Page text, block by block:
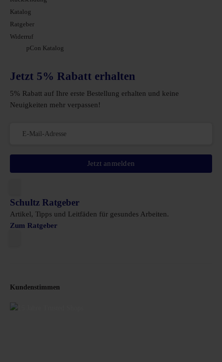
Katalog
Ratgeber
Widerruf
pCon Katalog
Jetzt 5% Rabatt erhalten
5% Rabatt auf Ihre erste Bestellung erhalten und keine
Neuigkeiten mehr verpassen!
Jetzt anmelden
Schultz Ratgeber
Artikel, Tipps und Leitfäden für gesundes Arbeiten.
Zum Ratgeber
Kundenstimmen